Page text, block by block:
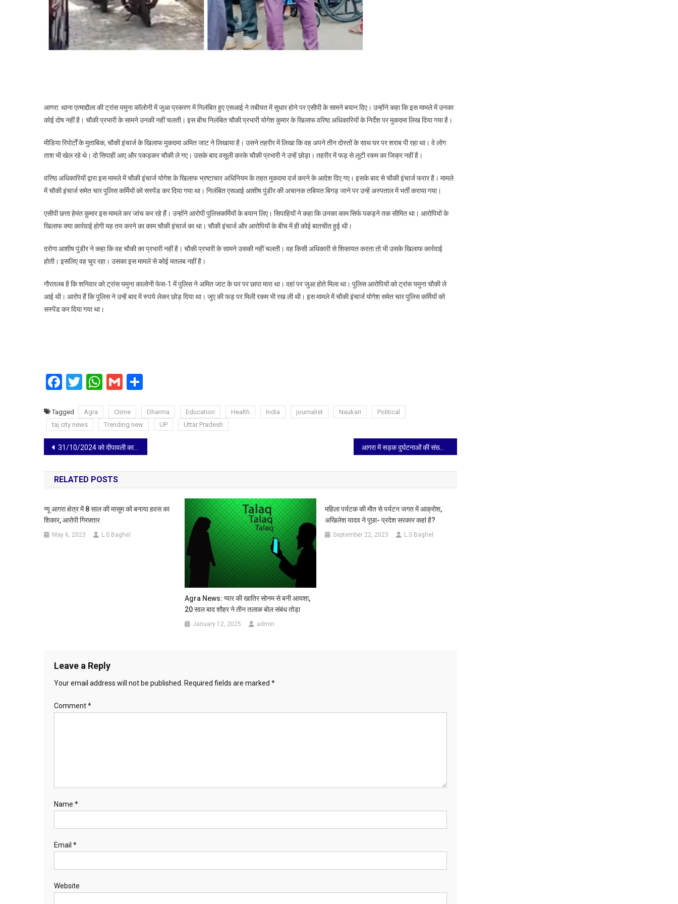
आगरा: थाना एत्माद्दौला की ट्रांस यमुना कॉलोनी में जुआ प्रकरण में निलंबित हुए एसआई ने तबीयत में सुधार होने पर एसीपी के सामने बयान दिए। उन्होंने कहा कि इस मामले में उनका
कोई दोष नहीं है। चौकी प्रभारी के सामने उनकी नहीं चलती। इस बीच निलंबित चौकी प्रभारी योगेश कुमार के खिलाफ वरिष्ठ अधिकारियों के निर्देश पर मुकदमा लिख दिया गया है।
मीडिया रिपोर्टों के मुताबिक, चौकी इंचार्ज के खिलाफ मुकदमा अमित जाट ने लिखाया है। उसने तहरीर में लिखा कि वह अपने तीन दोस्तों के साथ घर पर शराब पी रहा था। वे लोग
ताश भी खेल रहे थे। दो सिपाही आए और पकड़कर चौकी ले गए। उसके बाद वसूली करके चौकी प्रभारी ने उन्हें छोड़ा। तहरीर में फड़ से लूटी रकम का जिक्र नहीं है।
वरिष्ठ अधिकारियों द्वारा इस मामले में चौकी इंचार्ज योगेश के खिलाफ भ्रष्टाचार अधिनियम के तहत मुकदमा दर्ज करने के आदेश दिए गए। इसके बाद से चौकी इंचार्ज फरार है। मामले
में चौकी इंचार्ज समेत चार पुलिस कर्मियों को सस्पेंड कर दिया गया था। निलंबित एसआई आशीष पुंडीर की अचानक तबियत बिगड़ जाने पर उन्हें अस्पताल में भर्ती कराया गया।
एसीपी छत्ता हेमंत कुमार इस मामले कर जांच कर रहे हैं। उन्होंने आरोपी पुलिसकर्मियों के बयान लिए। सिपाहियों ने कहा कि उनका काम सिर्फ पकड़ने तक सीमित था। आरोपियों के
खिलाफ क्या कार्रवाई होगी यह तय करने का काम चौकी इंचार्ज का था। चौकी इंचार्ज और आरोपियों के बीच में ही कोई बातचीत हुई थी।
दरोगा आशीष पुंडीर ने कहा कि वह चौकी का प्रभारी नहीं है। चौकी प्रभारी के सामने उसकी नहीं चलती। वह किसी अधिकारी से शिकायत करता तो भी उसके खिलाफ कार्रवाई
होती। इसलिए वह चुप रहा। उसका इस मामले से कोई मतलब नहीं है।
गौरतलब है कि शनिवार को ट्रांस यमुना कालोनी फेस-1 में पुलिस ने अमित जाट के घर पर छापा मारा था। वहां पर जुआ होते मिला था। पुलिस आरोपियों को ट्रांस यमुना चौकी ले
आई थी। आरोप हैं कि पुलिस ने उन्हें बाद में रुपये लेकर छोड़ दिया था। जुए की फड़ पर मिली रकम भी रख ली थी। इस मामले में चौकी इंचार्ज योगेश समेत चार पुलिस कर्मियों को
सस्पेंड कर दिया गया था।
Facebook
Twitter
WhatsApp
Gmail
Tagged Agra Crime Dharma Education Health India journalist Naukari
Political
taj city news
Trending new UP Uttar Pradesh
Post
navigation
31/10/2024 को दीपावली का त्योहार होने से सरदार बल्लभ भाई पटेल जी का जन्म दिवस राष्ट्रीय एकता दिवस के रूप में 31/10/2024 के स्थान पर अब दिनांक 29/10/2024 को मनाया जाएगा आगरा में सड़क दुर्घटनाओं की संख्या में 12 प्रतिशत की वृद्धि
RELATED POSTS
न्यू आगरा क्षेत्र में 8 साल की मासूम को बनाया हवस का
शिकार, आरोपी गिरफ़्तार
May 6, 2023 L.S Baghel
Agra News: प्यार की खातिर सोनम से बनी आयशा,
20 साल बाद शौहर ने तीन तलाक बोल संबंध तोड़ा
January 12, 2025 admin
महिला पर्यटक की मौत से पर्यटन जगत में आक्रोश,
अखिलेश यादव ने पूछा- प्रदेश सरकार कहां है?
September 22, 2023 L.S Baghel
Leave a Reply
Your email address will not be published. Required fields are marked *
Comment*
Name *
Email *
Website